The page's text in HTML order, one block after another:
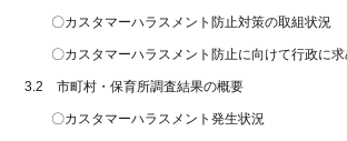
〇カスタマーハラスメント防止対策の取組状況
〇カスタマーハラスメント防止に向けて行政に求
3.2 市町村・保育所調査結果の概要
〇カスタマーハラスメント発生状況